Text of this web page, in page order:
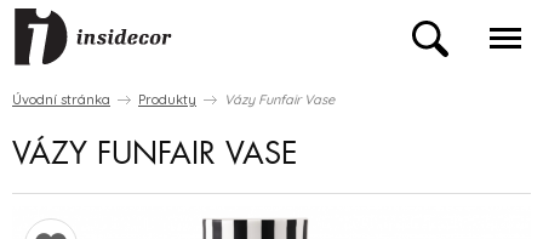
Úvodní stránka Produkty Vázy Funfair Vase
VÁZY FUNFAIR VASE